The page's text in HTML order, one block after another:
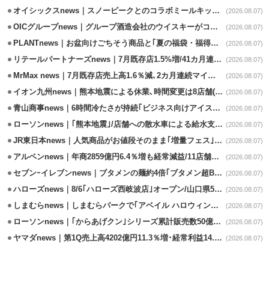
オイシックスnews｜スノーピークとのコラボミールキット8/13発売 (2026.08.07)
OICグループnews｜グループ酒造会社のウイスキーがコンペティション受賞 (2026.08.07)
PLANTnews｜お盆向けごちそう商品と｢夏の福袋・福得カート｣8/8から開催 (2026.08.07)
リテールパートナーズnews｜7月既存店1.5%増/41カ月連続増 (2026.08.07)
MrMax news｜7月既存店売上高1.6％減､2カ月連続マイナス (2026.08.07)
イオン九州news｜熊本地震による休業､時間変更は8店舗(8/7時点) (2026.08.07)
青山商事news｜6時間冷たさが持続｢ビジネス向けアイスベスト｣発売 (2026.08.07)
ローソンnews｜｢熊本地震｣/店舗への散水車による給水支援を開始 (2026.08.07)
JR東日本news｜人気商品がお値段そのまま｢増量フェス｣8/18から開催 (2026.08.07)
アルペンnews｜年商2859億円6.4％増も経常減益/11店舗出店､4店閉鎖 (2026.08.07)
セブンｰイレブンnews｜ブタメンの麺約4倍｢ブタメン超BIG｣8/11から限定発売 (2026.08.07)
ハローズnews｜8/6｢ハローズ西岐波店｣オープン/山口県5店舗目 (2026.08.07)
しまむらnews｜しまむらパークで｢アベイル ハロウィンじゅんびフェア｣開催 (2026.08.07)
ローソンnews｜｢からあげクン｣シリーズ累計販売数50億食突破 (2026.08.07)
ヤマダnews｜第1Q売上高4202億円11.3％増･経常利益14.5％増 (2026.08.07)